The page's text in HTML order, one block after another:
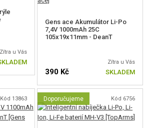
0001).
je ideální pro CQB.
– zesílené konstrukce (chráněn evropským
0001), je vybaven:
přednatažení (pre-cockingu) a AoE.
míst.
ozubeného kola motoru.
umožňující nastavení polohy rámu.
M140.
Zítra u Vás
Gens ace Akumulátor Li-Po
7,4V 1000mAh 25C
105x19x11mm - DeanT
Zítra u Vás
390 Kč SKLADEM
Kód 13863 Doporučujeme Kód 6756